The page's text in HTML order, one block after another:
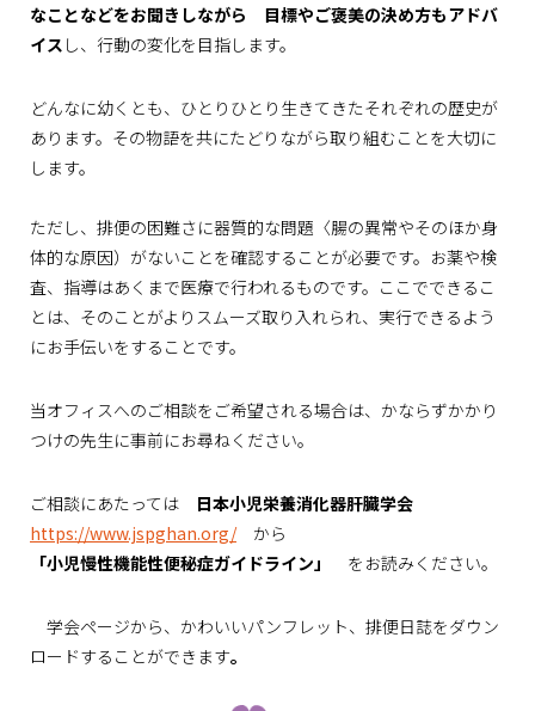
なことなどをお聞きしながら 目標やご褒美の決め方もアドバ
イス し、行動の変化を目指します。
どんなに幼くとも、ひとりひとり生きてきたそれぞれの歴史が
あります。その物語を共にたどりながら取り組むことを大切に
します。
ただし、排便の困難さに器質的な問題〈腸の異常やそのほか身
体的な原因）がないことを確認することが必要です。お薬や検
査、指導はあくまで医療で行われるものです。ここでできるこ
とは、そのことがよりスムーズ取り入れられ、実行できるよう
にお手伝いをすることです。
当オフィスへのご相談をご希望される場合は、かならずかかり
つけの先生に事前にお尋ねください。
ご相談にあたっては 日本小児栄養消化器肝臓学会
https://www.jspghan.org/から
「小児慢性機能性便秘症ガイドライン」 をお読みください。
学会ページから、かわいいパンフレット、排便日誌をダウン
ロードすることができます。